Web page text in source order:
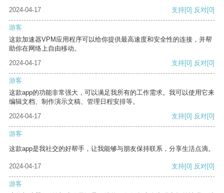
2024-04-17
支持[0] 反对[0]
游客
这款加速器VPM应用程序可以给你提供最高速度和安全性的连接，并帮
助你在网络上自由移动。
2024-04-17
支持[0] 反对[0]
游客
这款app的功能非常强大，可以满足我所有的工作需求。我可以使用它来
编辑文档、制作演示文稿、管理日程安排等。
2024-04-17
支持[0] 反对[0]
游客
这款app是我社交的好帮手，让我能够与朋友保持联系，分享生活点滴。
2024-04-17 支持[0] 反对[0]
游客